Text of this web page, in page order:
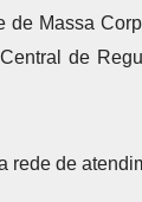
de Massa
de
rede de